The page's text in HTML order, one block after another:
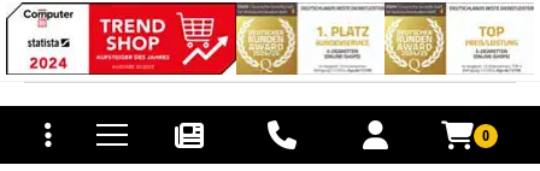
0
und Versandkosten
© 2015-2026 PB-ViGoods GmbH
*Preise inkl. Mehrwertsteuer, zzgl.
Versandkosten